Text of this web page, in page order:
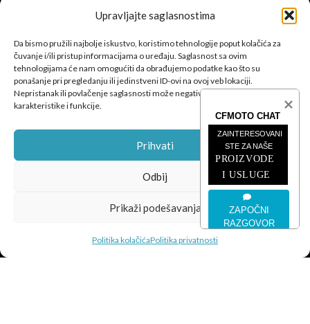
Upravljajte saglasnostima
Da bismo pružili najbolje iskustvo, koristimo tehnologije poput kolačića za
čuvanje i/ili pristup informacijama o uređaju. Saglasnost sa ovim
tehnologijama će nam omogućiti da obrađujemo podatke kao što su
ponašanje pri pregledanju ili jedinstveni ID-ovi na ovoj veb lokaciji.
Nepristanak ili povlačenje saglasnosti može negativno uticati na određene
karakteristike i funkcije.
Prihvati
Odbij
Prikaži podešavanja
Politika kolačićaPolitika privatnosti
CFMOTO proizvodi dizajnirani su za one koji od vozila očekuju
savršene performanse, pouzdanost i maksimalno uzbuđenje u
svakoj vožnji.
POSLJEDNJE SA BLOGA
ČETVEROTOČKAŠI
CFMOTO CHAT
ZAINTERESOVANI
STE ZA NAŠE
ZAPOČNI
RAZGOVOR
PROIZVODE
I USLUGE